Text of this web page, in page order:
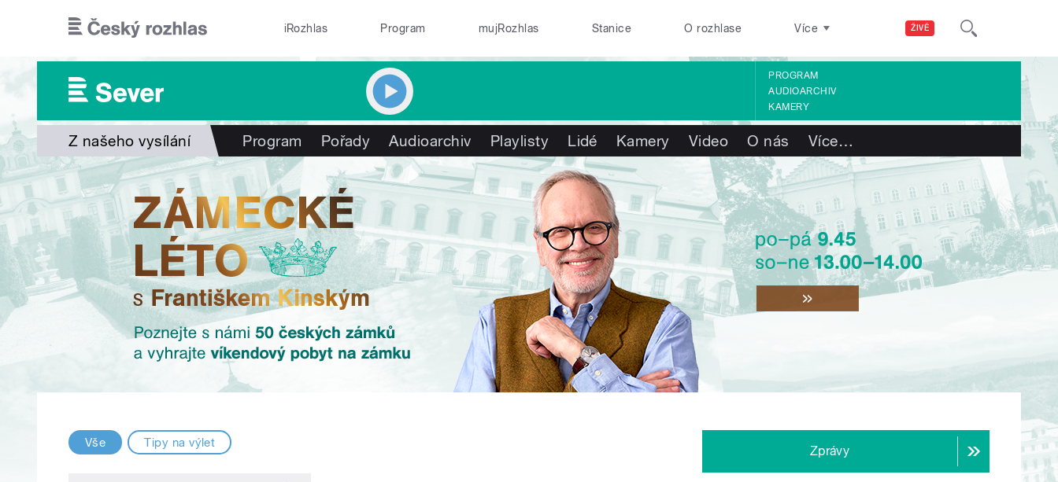
ŽIVĚ
iRozhlas Program mujRozhlas Stanice O rozhlase Více
PROGRAM
AUDIOARCHIV
KAMERY
Z našeho vysílání Program Pořady Audioarchiv Playlisty Lidé Kamery Video O nás Více…
Vše Tipy na výlet
Zprávy